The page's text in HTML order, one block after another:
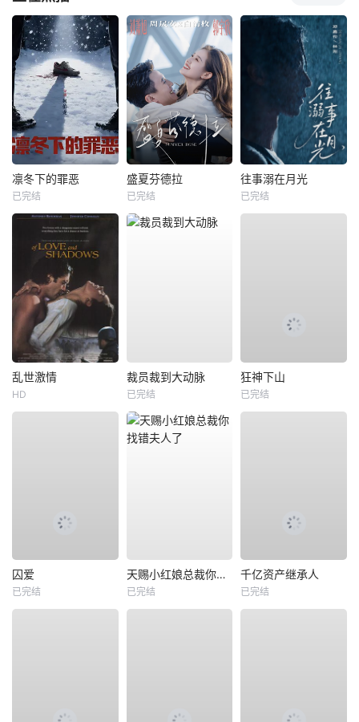
凛冬下的罪恶
已完结
盛夏芬德拉
已完结
往事溺在月光
已完结
乱世激情
HD
裁员裁到大动脉
已完结
狂神下山
已完结
囚爱
已完结
天赐小红娘总裁你找错夫人了
已完结
千亿资产继承人
已完结